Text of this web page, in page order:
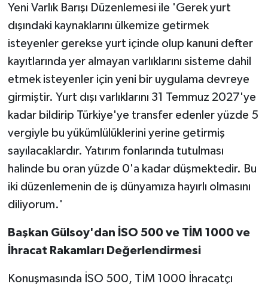
Yeni Varlık Barışı Düzenlemesi ile 'Gerek yurt
dışındaki kaynaklarını ülkemize getirmek
isteyenler gerekse yurt içinde olup kanuni defter
kayıtlarında yer almayan varlıklarını sisteme dahil
etmek isteyenler için yeni bir uygulama devreye
girmiştir. Yurt dışı varlıklarını 31 Temmuz 2027'ye
kadar bildirip Türkiye'ye transfer edenler yüzde 5
vergiyle bu yükümlülüklerini yerine getirmiş
sayılacaklardır. Yatırım fonlarında tutulması
halinde bu oran yüzde 0'a kadar düşmektedir. Bu
iki düzenlemenin de iş dünyamıza hayırlı olmasını
diliyorum.'
Başkan Gülsoy'dan İSO 500 ve TİM 1000 ve
İhracat Rakamları Değerlendirmesi
Konuşmasında İSO 500, TİM 1000 İhracatçı